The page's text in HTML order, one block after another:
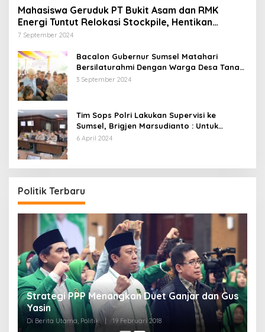
Mahasiswa Geruduk PT Bukit Asam dan RMK
Energi Tuntut Relokasi Stockpile, Hentikan
Pembangunan Dermaga yang Rusak Kesehatan
7 September 2024
Bacalon Gubernur Sumsel Matahari
Bersilaturahmi Dengan Warga Desa Tanah
Abang Utara ini Visi dan Misinya
3 September 2024
Tim Sops Polri Lakukan Supervisi ke
Sumsel, Brigjen Marsudianto : Untuk
Perkuat Langkah Polda.
6 April 2024
Politik Terbaru
Strategi PPP Menangkan Duet Ganjar dan Gus
Yasin
Di Berita Utama, Politik | 19 Februari 2018